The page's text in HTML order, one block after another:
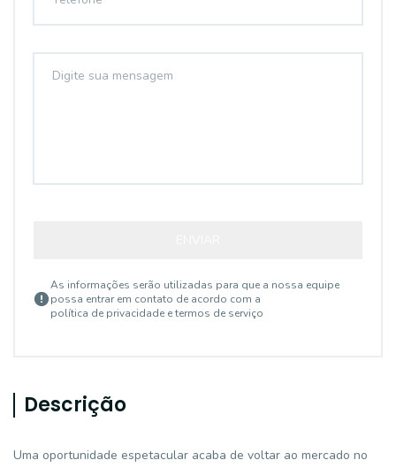
As informações serão utilizadas para que a nossa equipe
possa entrar em contato de acordo com a
política de privacidade e termos de serviço
Descrição
Uma oportunidade espetacular acaba de voltar ao mercado no